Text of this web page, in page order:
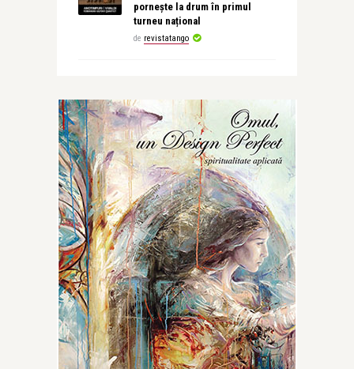
pornește la drum în primul
turneu național
de revistatango